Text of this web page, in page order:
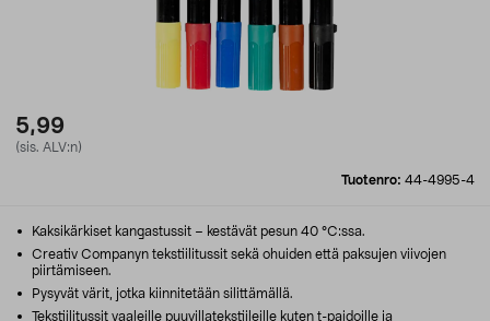
5,99
(sis. ALV:n)
Tuotenro: 44-4995-4
Kaksikärkiset kangastussit – kestävät pesun 40 °C:ssa.
Creativ Companyn tekstiilitussit sekä ohuiden että paksujen viivojen
piirtämiseen.
Pysyvät värit, jotka kiinnitetään silittämällä.
Tekstiilitussit vaaleille puuvillatekstiileille kuten t-paidoille ja